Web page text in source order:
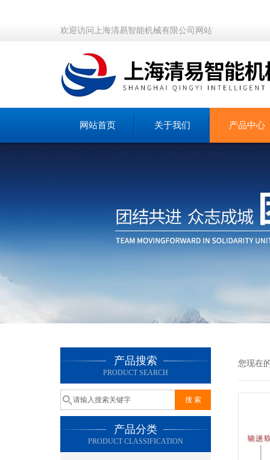
欢迎访问上海清易智能机械有限公司网站
网站首页 关于我们 产品中心
产品搜索
PRODUCT SEARCH
产品分类
PRODUCT CLASSIFICATION
您现在